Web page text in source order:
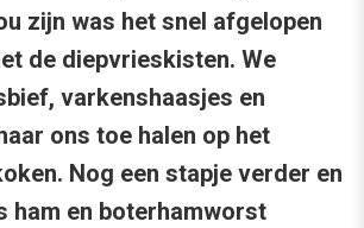
zijn was het snel afgelopen
de diepvrieskisten. We
varkenshaasjes en
ons toe halen op het
Nog een stapje verder en
ham en boterhamworst